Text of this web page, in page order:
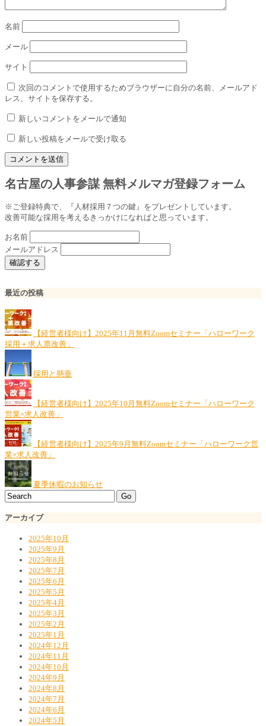
名前
メール
サイト
次回のコメントで使用するためブラウザーに自分の名前、メールアド
レス、サイトを保存する。
新しいコメントをメールで通知
新しい投稿をメールで受け取る
名古屋の人事参謀 無料メルマガ登録フォーム
※ご登録特典で、『人材採用７つの鍵』をプレゼントしています。
改善可能な採用を考えるきっかけになればと思っています。
お名前
メールアドレス
最近の投稿
【経営者様向け】2025年11月無料Zoomセミナー「ハローワーク
採用＋求人票改善」
採用と懸垂
【経営者様向け】2025年10月無料Zoomセミナー「ハローワーク
営業×求人改善」
【経営者様向け】2025年9月無料Zoomセミナー「ハローワーク営
業×求人改善」
夏季休暇のお知らせ
アーカイブ
2025年10月
2025年9月
2025年8月
2025年7月
2025年6月
2025年5月
2025年4月
2025年3月
2025年2月
2025年1月
2024年12月
2024年11月
2024年10月
2024年9月
2024年8月
2024年7月
2024年6月
2024年5月